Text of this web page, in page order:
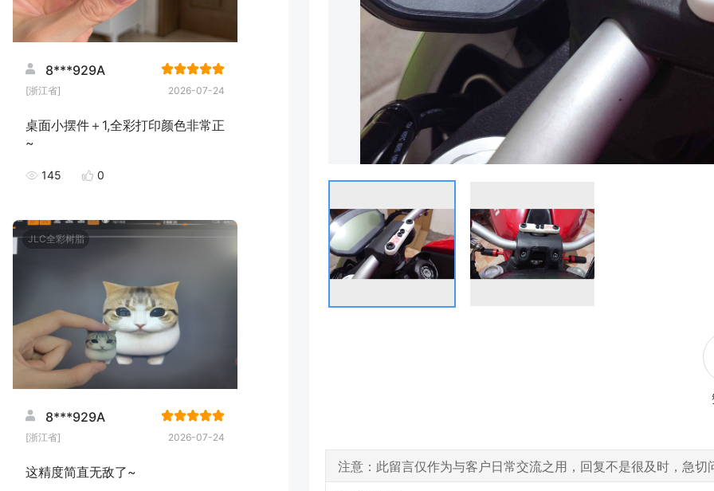
8***929A
[浙江省] 2026-07-24
桌面小摆件＋1,全彩打印颜色非常正
~
145 0
JLC全彩树脂
8***929A
[浙江省] 2026-07-24
这精度简直无敌了~ 注意：此留言仅作为与客户日常交流之用，回复不是很及时，急